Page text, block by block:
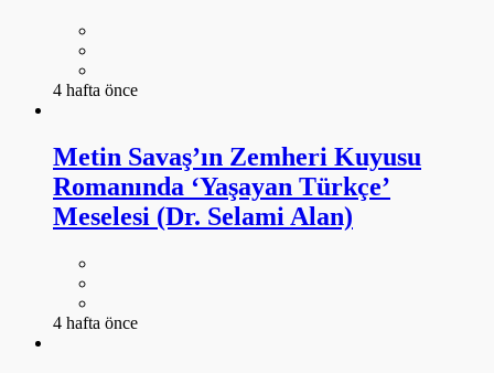
4 hafta önce
Metin Savaş’ın Zemheri Kuyusu
Romanında ‘Yaşayan Türkçe’
Meselesi (Dr. Selami Alan)
4 hafta önce